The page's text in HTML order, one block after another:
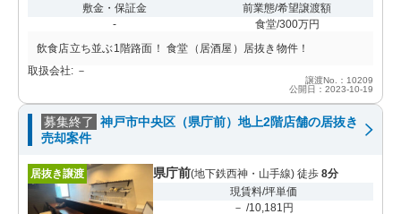
敷金・保証金
-
前業態/希望譲渡額
食堂/300万円
飲食店立ち並ぶ1階路面！ 食堂（居酒屋）居抜き物件！
取扱会社: －
譲渡No.：10209
公開日：2023-10-19
募集終了 神戸市中央区（県庁前）地上2階店舗の居抜き
売却案件
居抜き譲渡 県庁前(地下鉄西神・山手線) 徒歩 8分
現賃料/坪単価
－ /10,181円